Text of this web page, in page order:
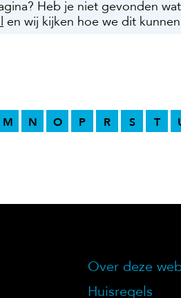
Heb je niet gevonden
en wij kijken hoe we dit kunnen
M N O P R S T
Over
Over deze
Huisregels